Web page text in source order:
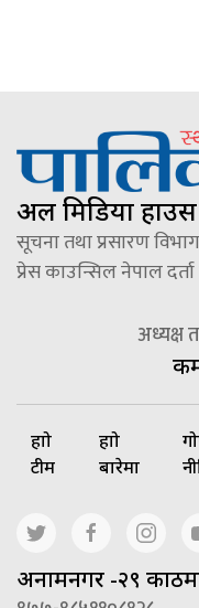
अल मिडिया हाउस
सूचना तथा प्रसारण
प्रेस काउन्सिल नेपाल दर्ता
अध्यक्ष
हाम्रो
टीम
हाम्रो
बारेमा
अनामनगर -२९